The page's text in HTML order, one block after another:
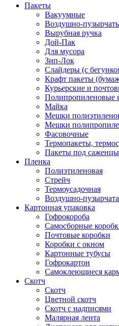
Пакеты
Вакуумные
Воздушно-
Вырубная ручка
Дой-Пак
Для мусора
Зип-Лок
Слайдеры (с
Крафт пакеты
Курьерские и
Майка
Мешки
Мешки
Фасовочные
Термопакеты,
Пакеты под саженцы
Пленка
Полиэтиленовая
Стрейч
Термоусадочная
Воздушно-
Картонная упаковка
Гофрокороба
Самосборные
Почтовые коробки
Коробки с окном
Картонные тубусы
Гофрокартон
Самоклеющиеся
Скотч
Скотч
Цветной скотч
Скотч с надписями
Малярная лента